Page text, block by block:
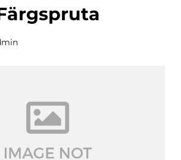
Färgspruta